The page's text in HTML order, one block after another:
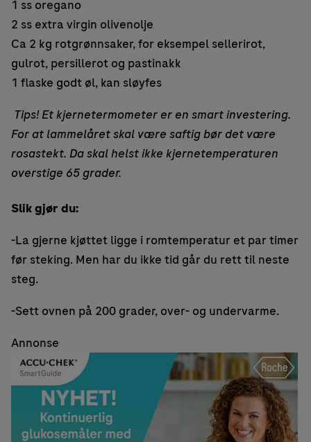
1 ss oregano
2 ss extra virgin olivenolje
Ca 2 kg rotgrønnsaker, for eksempel sellerirot,
gulrot, persillerot og pastinakk
1 flaske godt øl, kan sløyfes
Tips! Et kjernetermometer er en smart investering.
For at lammelåret skal være saftig bør det være
rosastekt. Da skal helst ikke kjernetemperaturen
overstige 65 grader.
Slik gjør du:
-La gjerne kjøttet ligge i romtemperatur et par timer
før steking. Men har du ikke tid går du rett til neste
steg.
-Sett ovnen på 200 grader, over- og undervarme.
Annonse